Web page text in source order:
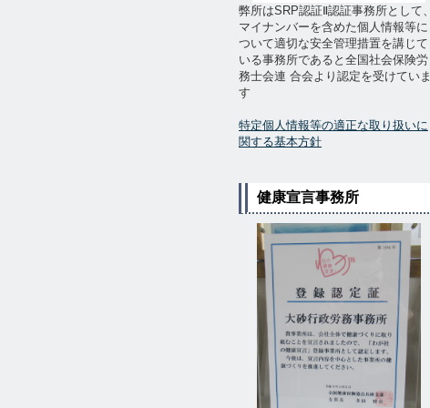
弊所はSRP認証Ⅱ認証事務所として、
マイナンバーを含めた個人情報等に
ついて適切な安全管理措置を講じて
いる事務所であると全国社会保険労
務士会連 合会より認定を受けていま
す
特定個人情報等の適正な取り扱いに
関する基本方針
健康宣言事務所